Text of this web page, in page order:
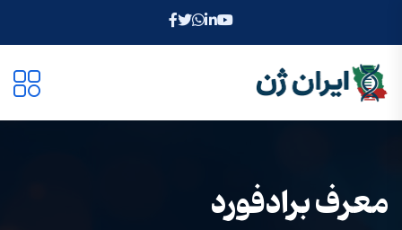
معرف برادفورد